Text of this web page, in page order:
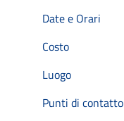
Date e Orari
Costo
Luogo
Punti di contatto